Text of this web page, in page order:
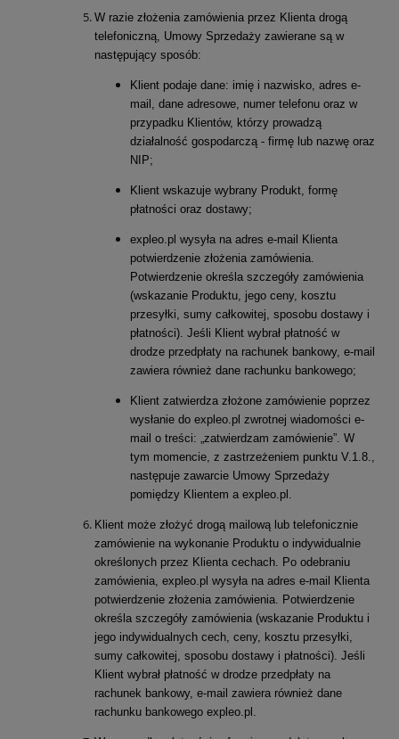
W razie złożenia zamówienia przez Klienta drogą
telefoniczną, Umowy Sprzedaży zawierane są w
następujący sposób:
Klient podaje dane: imię i nazwisko, adres e-
mail, dane adresowe, numer telefonu oraz w
przypadku Klientów, którzy prowadzą
działalność gospodarczą - firmę lub nazwę oraz
NIP;
Klient wskazuje wybrany Produkt, formę
płatności oraz dostawy;
expleo.pl wysyła na adres e-mail Klienta
potwierdzenie złożenia zamówienia.
Potwierdzenie określa szczegóły zamówienia
(wskazanie Produktu, jego ceny, kosztu
przesyłki, sumy całkowitej, sposobu dostawy i
płatności). Jeśli Klient wybrał płatność w
drodze przedpłaty na rachunek bankowy, e-mail
zawiera również dane rachunku bankowego;
Klient zatwierdza złożone zamówienie poprzez
wysłanie do expleo.pl zwrotnej wiadomości e-
mail o treści: „zatwierdzam zamówienie”. W
tym momencie, z zastrzeżeniem punktu V.1.8.,
następuje zawarcie Umowy Sprzedaży
pomiędzy Klientem a expleo.pl.
Klient może złożyć drogą mailową lub telefonicznie
zamówienie na wykonanie Produktu o indywidualnie
określonych przez Klienta cechach. Po odebraniu
zamówienia, expleo.pl wysyła na adres e-mail Klienta
potwierdzenie złożenia zamówienia. Potwierdzenie
określa szczegóły zamówienia (wskazanie Produktu i
jego indywidualnych cech, ceny, kosztu przesyłki,
sumy całkowitej, sposobu dostawy i płatności). Jeśli
Klient wybrał płatność w drodze przedpłaty na
rachunek bankowy, e-mail zawiera również dane
rachunku bankowego expleo.pl.